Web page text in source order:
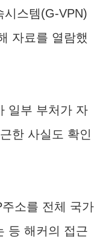
시스템(G-VPN)
자료를 열람했
일부 부처가 자
한 사실도 확인
소를 전체 국가
등 해커의 접근